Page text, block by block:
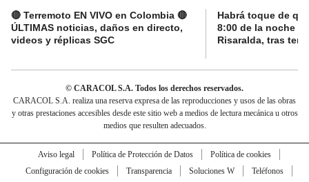
🔴 Terremoto EN VIVO en Colombia 🔴
ÚLTIMAS noticias, daños en directo,
videos y réplicas SGC
Habrá toque de
8:00 de la noche
Risaralda, tras
© CARACOL S.A. Todos los derechos reservados.
CARACOL S.A. realiza una reserva expresa de las reproducciones y usos de las obras
y otras prestaciones accesibles desde este sitio web a medios de lectura mecánica u otros
medios que resulten adecuados.
Aviso legal Política de Protección de Datos
Política de cookies
Configuración de cookies
Transparencia Soluciones W
Teléfonos